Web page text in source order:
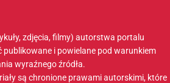
zdjęcia, filmy) autorstwa portalu
i powielane pod warunkiem
wyraźnego źródła.
są chronione prawami autorskimi, które